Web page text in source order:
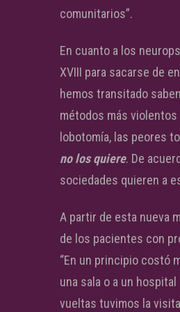
comunitarios”.
En cuanto a los
XVIII para sacarse de
hemos transitado
métodos más
lobotomía, las peores
no los quiere. De
sociedades quieren a
A partir de esta nueva
de los pacientes con
“En un principio costó
una sala o a un
vueltas tuvimos la